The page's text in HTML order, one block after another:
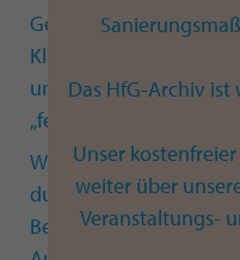
Gegenwartsfragen.
Klischees? Welche
und Weiblichkeit wird
„feministische Kunst“?
Wir finden nicht nur
durch Gespräche und
Begriffe und Themen
Das HfG-Archiv
Unser
weiter über
Veranstaltungs-